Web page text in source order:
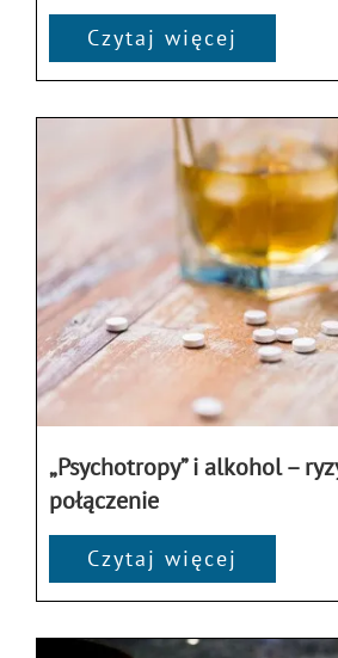
Czytaj więcej
„Psychotropy” i alkohol –
połączenie
Czytaj więcej